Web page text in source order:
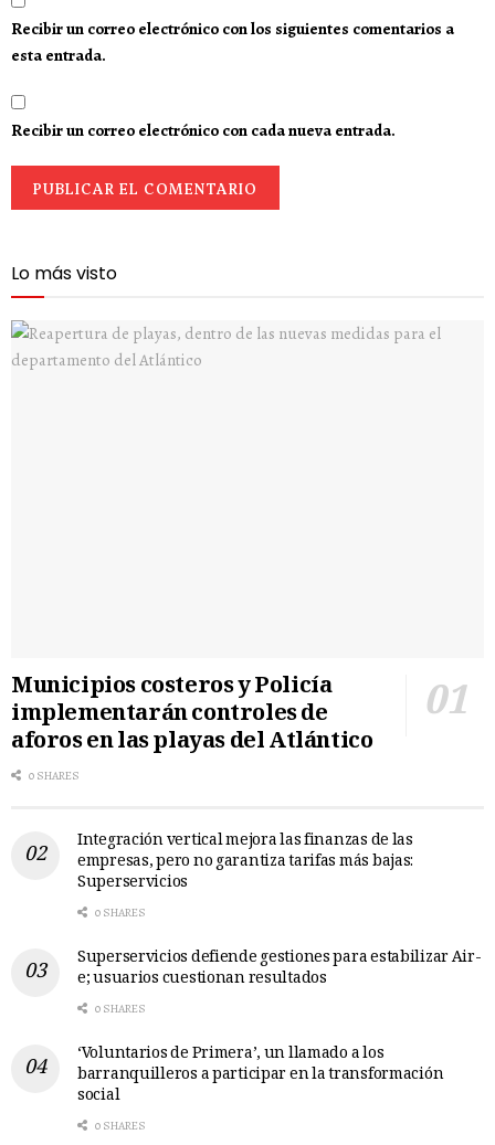
Recibir un correo electrónico con los siguientes comentarios a
esta entrada.
Recibir un correo electrónico con cada nueva entrada.
Lo más visto
Municipios costeros y Policía
implementarán controles de
aforos en las playas del Atlántico
0 SHARES
Integración vertical mejora las finanzas de las
empresas, pero no garantiza tarifas más bajas:
Superservicios
0 SHARES
Superservicios defiende gestiones para estabilizar Air-
e; usuarios cuestionan resultados
0 SHARES
‘Voluntarios de Primera’, un llamado a los
barranquilleros a participar en la transformación
social
0 SHARES